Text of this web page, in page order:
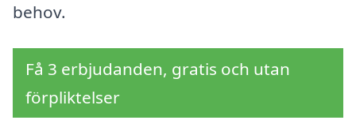
behov.
Få 3 erbjudanden, gratis och utan
förpliktelser